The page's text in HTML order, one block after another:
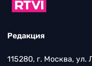
Редакция
115280, г. Москва, ул.